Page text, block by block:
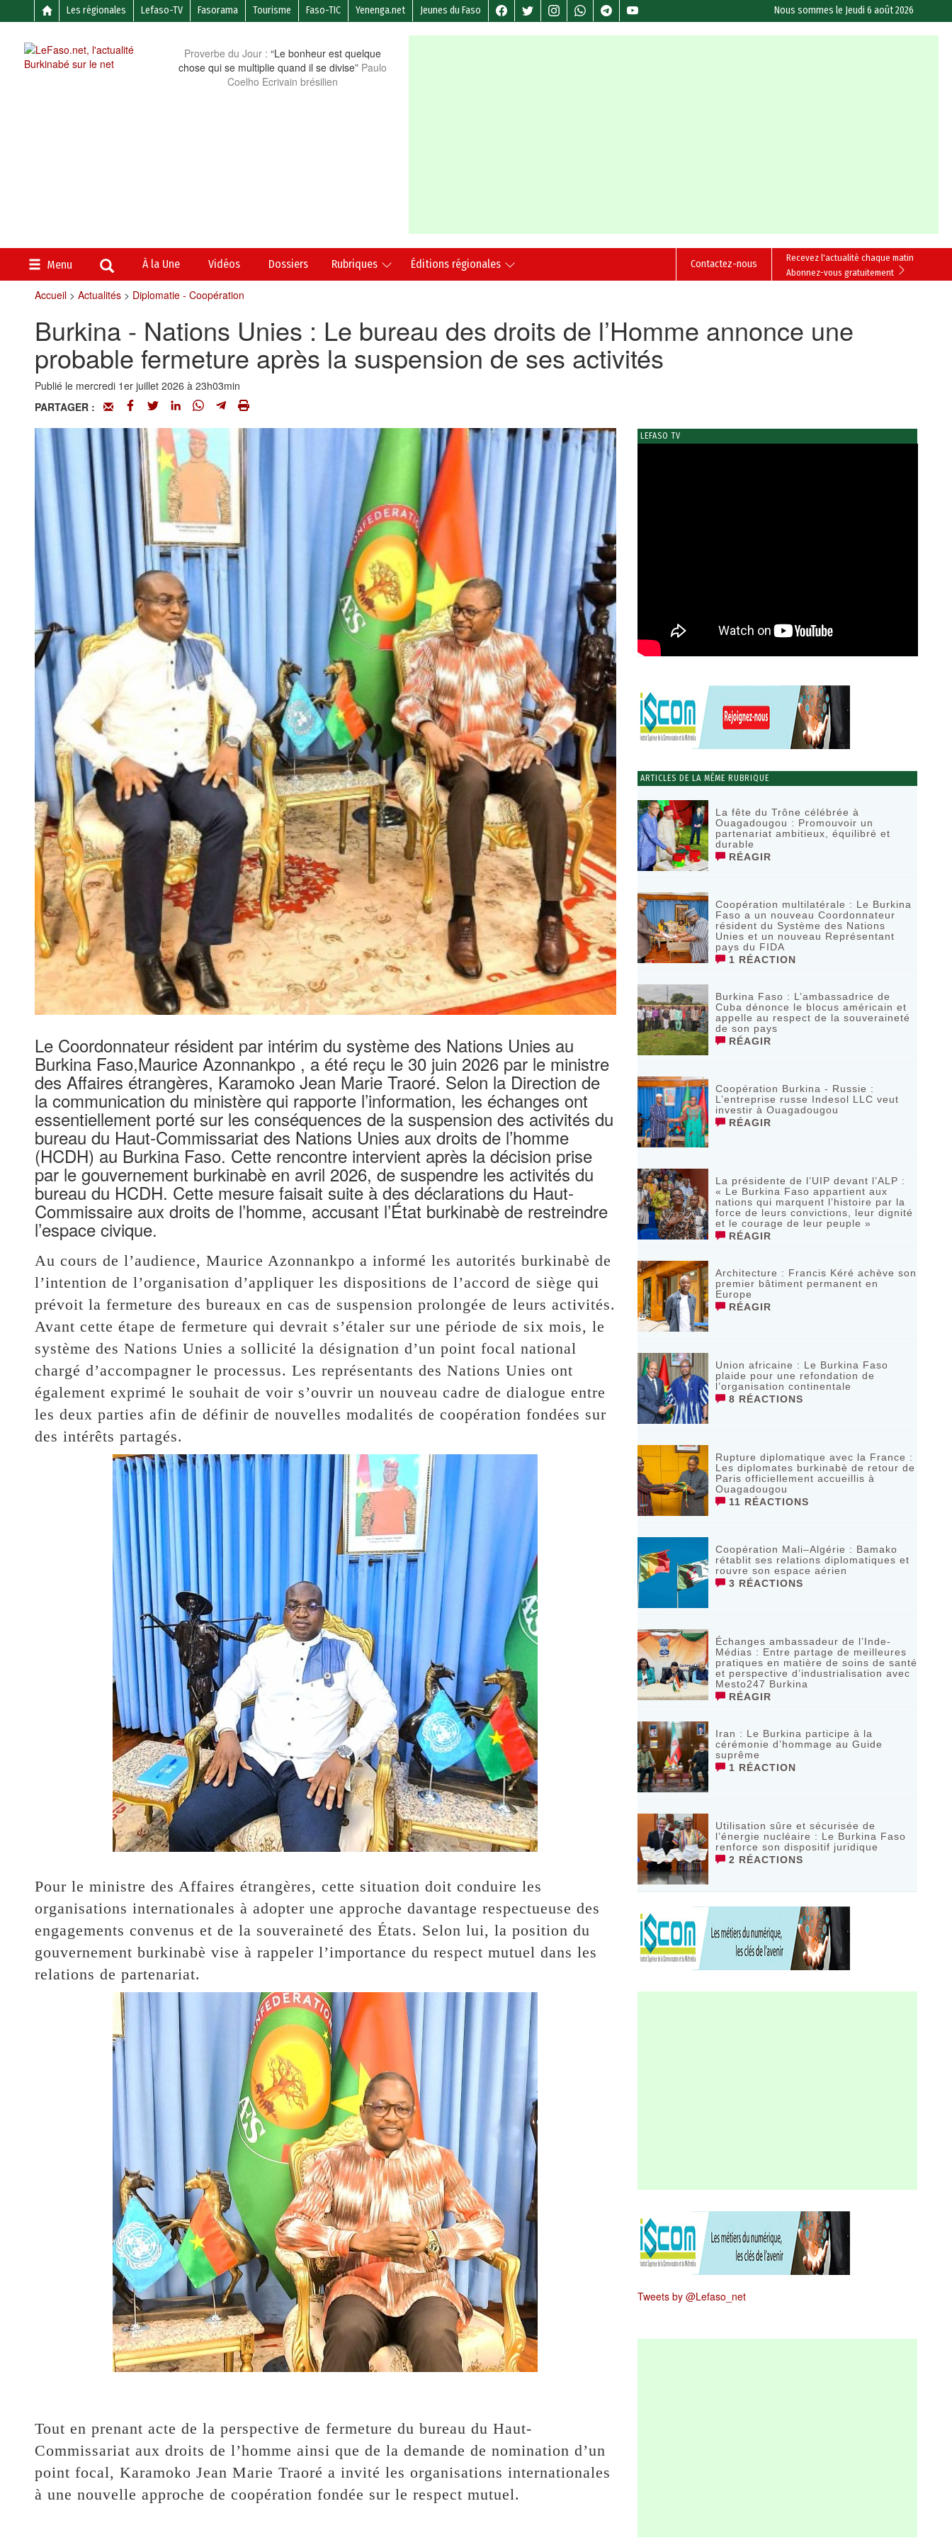
Les régionales Lefaso-TV Fasorama Tourisme Faso-TIC Yenenga.net Jeunes du Faso Nous sommes le Jeudi 6 août 2026
Proverbe du Jour : “Le bonheur est quelque
chose qui se multiplie quand il se divise” Paulo
Coelho Ecrivain brésilien
Menu À la Une Vidéos Dossiers Rubriques Éditions régionales
Recevez l'actualité chaque matin
Abonnez-vous gratuitement
Contactez-nous
Accueil> Actualités> Diplomatie - Coopération
Burkina - Nations Unies : Le bureau des droits de l’Homme annonce une
probable fermeture après la suspension de ses activités
Publié le mercredi 1er juillet 2026 à 23h03min
PARTAGER :
Le Coordonnateur résident par intérim du système des Nations Unies au
Burkina Faso,Maurice Azonnankpo , a été reçu le 30 juin 2026 par le ministre
des Affaires étrangères, Karamoko Jean Marie Traoré. Selon la Direction de
la communication du ministère qui rapporte l’information, les échanges ont
essentiellement porté sur les conséquences de la suspension des activités du
bureau du Haut-Commissariat des Nations Unies aux droits de l’homme
(HCDH) au Burkina Faso. Cette rencontre intervient après la décision prise
par le gouvernement burkinabè en avril 2026, de suspendre les activités du
bureau du HCDH. Cette mesure faisait suite à des déclarations du Haut-
Commissaire aux droits de l’homme, accusant l’État burkinabè de restreindre
l’espace civique.
‎Au cours de l’audience, Maurice Azonnankpo a informé les autorités burkinabè de
l’intention de l’organisation d’appliquer les dispositions de l’accord de siège qui
prévoit la fermeture des bureaux en cas de suspension prolongée de leurs activités.
Avant cette étape de fermeture qui devrait s’étaler sur une période de six mois, le
système des Nations Unies a sollicité la désignation d’un point focal national
chargé d’accompagner le processus. Les représentants des Nations Unies ont
également exprimé le souhait de voir s’ouvrir un nouveau cadre de dialogue entre
les deux parties afin de définir de nouvelles modalités de coopération fondées sur
des intérêts partagés.
‎Pour le ministre des Affaires étrangères, cette situation doit conduire les
organisations internationales à adopter une approche davantage respectueuse des
engagements convenus et de la souveraineté des États. Selon lui, la position du
gouvernement burkinabè vise à rappeler l’importance du respect mutuel dans les
relations de partenariat.
‎Tout en prenant acte de la perspective de fermeture du bureau du Haut-
Commissariat aux droits de l’homme ainsi que de la demande de nomination d’un
point focal, Karamoko Jean Marie Traoré a invité les organisations internationales
à une nouvelle approche de coopération fondée sur le respect mutuel.
LEFASO TV
ARTICLES DE LA MÊME RUBRIQUE
La fête du Trône célébrée à
Ouagadougou : Promouvoir un
partenariat ambitieux, équilibré et
durable
RÉAGIR
Coopération multilatérale : Le Burkina
Faso a un nouveau Coordonnateur
résident du Système des Nations
Unies et un nouveau Représentant
pays du FIDA
1 RÉACTION
Burkina Faso : L’ambassadrice de
Cuba dénonce le blocus américain et
appelle au respect de la souveraineté
de son pays
RÉAGIR
Coopération Burkina - Russie :
L’entreprise russe Indesol LLC veut
investir à Ouagadougou
RÉAGIR
La présidente de l’UIP devant l’ALP :
« Le Burkina Faso appartient aux
nations qui marquent l’histoire par la
force de leurs convictions, leur dignité
et le courage de leur peuple »
RÉAGIR
‎Architecture : Francis Kéré achève son
premier bâtiment permanent en
Europe
RÉAGIR
Union africaine : Le Burkina Faso
plaide pour une refondation de
l’organisation continentale‎
8 RÉACTIONS
Rupture diplomatique avec la France :
Les diplomates burkinabè de retour de
Paris officiellement accueillis à
Ouagadougou
11 RÉACTIONS
Coopération Mali–Algérie : Bamako
rétablit ses relations diplomatiques et
rouvre son espace aérien
3 RÉACTIONS
Échanges ambassadeur de l’Inde-
Médias : Entre partage de meilleures
pratiques en matière de soins de santé
et perspective d’industrialisation avec
Mesto247 Burkina
RÉAGIR
Iran : Le Burkina participe à la
cérémonie d’hommage au Guide
suprême
1 RÉACTION
Utilisation sûre et sécurisée de
l’énergie nucléaire : Le Burkina Faso
renforce son dispositif juridique
2 RÉACTIONS
Tweets by @Lefaso_net